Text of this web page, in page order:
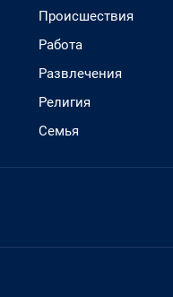
Происшествия
Работа
Развлечения
Религия
Семья